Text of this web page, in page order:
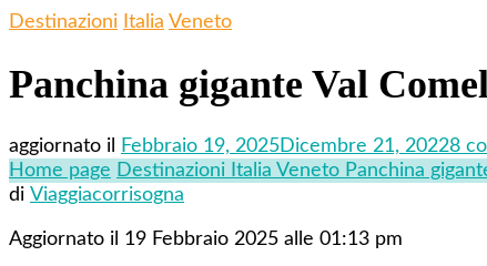
Destinazioni Italia Veneto
Panchina gigante Val
aggiornato il Febbraio 19, 2025Dicembre 21, 20228
Home page Destinazioni Italia Veneto Panchina
di Viaggiacorrisogna
Aggiornato il 19 Febbraio 2025 alle 01:13 pm